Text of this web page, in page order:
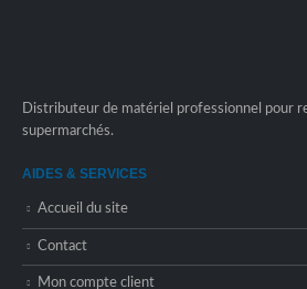
Distributeur de matériel professionnel pour
supermarchés.
AIDES & SERVICES
Accueil du site
Contact
Mon compte client